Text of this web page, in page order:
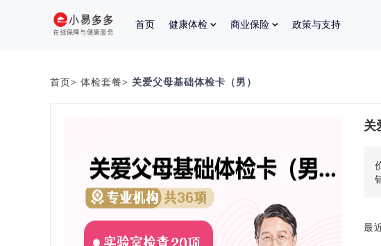
首页 健康体检 商业保险 政策与支持
首页> 体检套餐> 关爱父母基础体检卡（男）
关
最